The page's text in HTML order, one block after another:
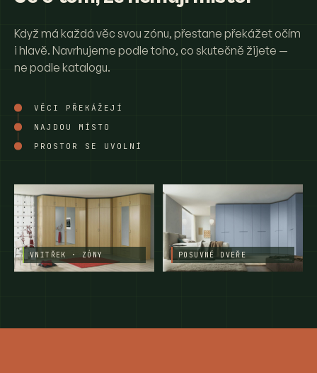
Když má každá věc svou zónu, přestane překážet očím
i hlavě. Navrhujeme podle toho, co skutečně žijete —
ne podle katalogu.
VĚCI PŘEKÁŽEJÍ
NAJDOU MÍSTO
PROSTOR SE UVOLNÍ
VNITŘEK · ZÓNY POSUVNÉ DVEŘE